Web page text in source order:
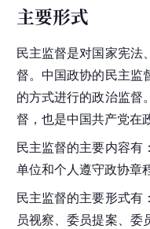
主要形式
民主监督是对国家宪法
督。中国政协的民主监
的方式进行的政治监督
督，也是中国共产党在
民主监督的主要内容有
单位和个人遵守政协章
民主监督的主要形式有
员视察、委员提案、